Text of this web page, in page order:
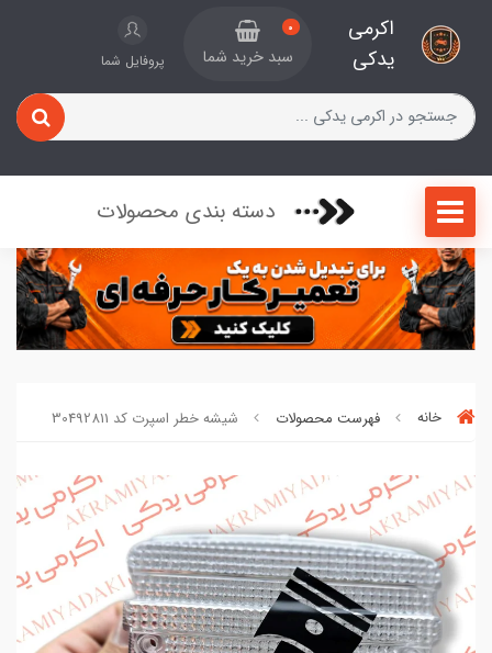
اکرمی
یدکی
0
سبد خرید شما پروفایل شما
دسته بندی محصولات
خانه فهرست محصولات شیشه خطر اسپرت کد 30492811